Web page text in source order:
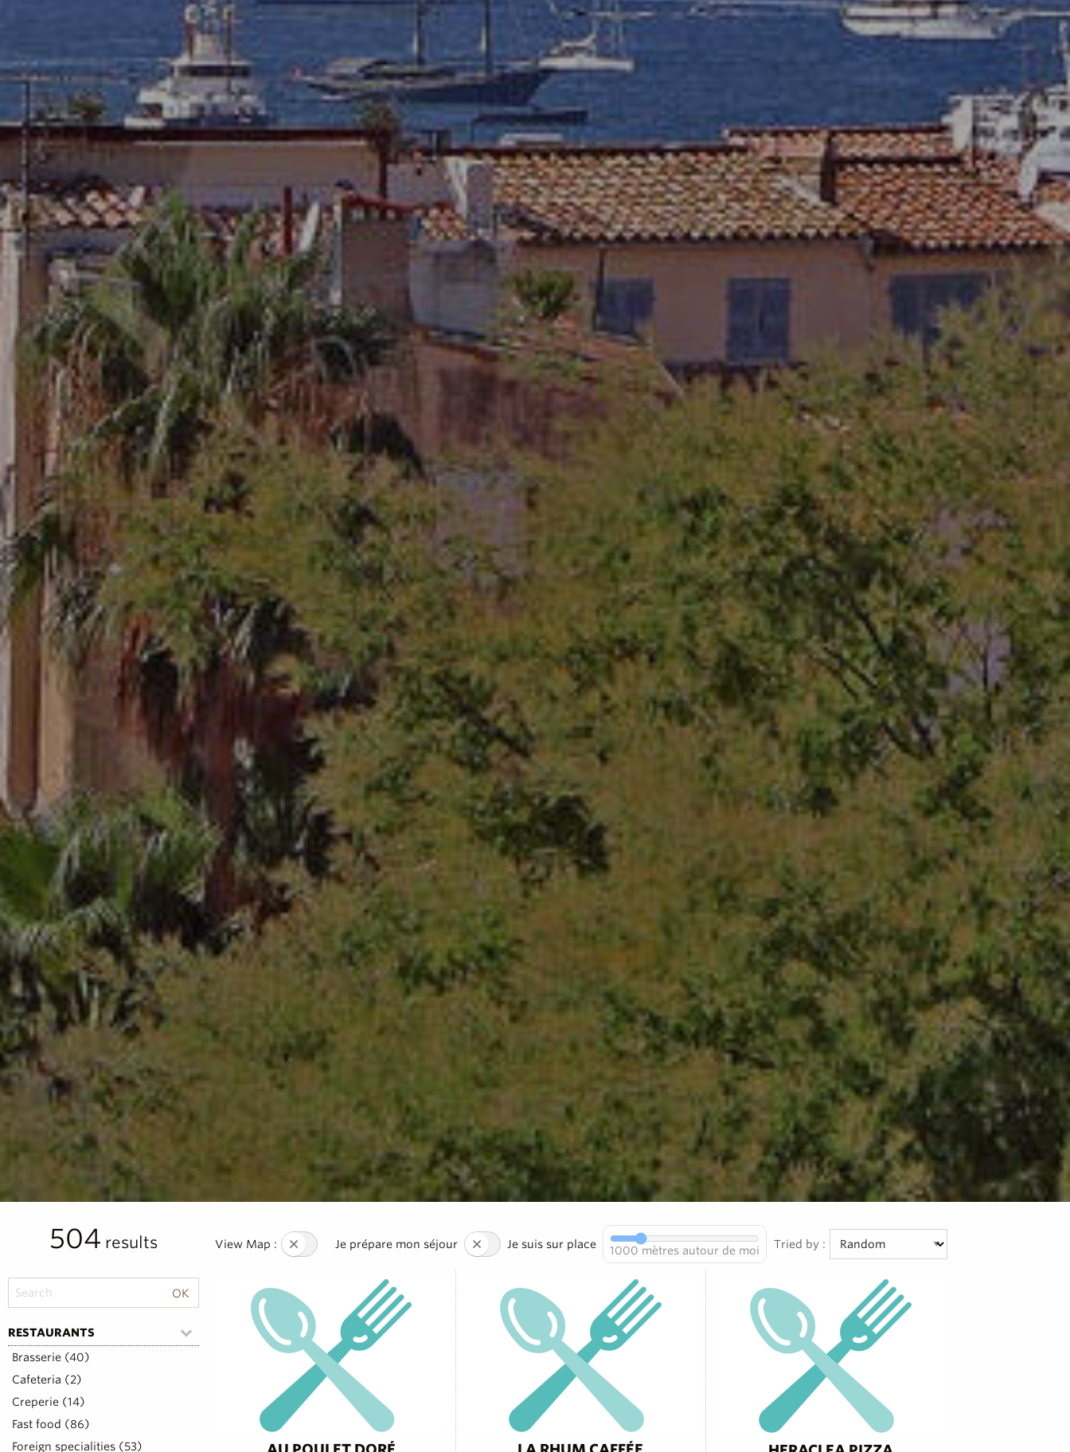
504 results
RESTAURANTS
Brasserie (40)
Cafeteria (2)
Creperie (14)
Fast food (86)
Foreign specialities (53)
View Map : Je prépare mon séjour Je suis sur place 1000 mètres autour de moi Tried by :